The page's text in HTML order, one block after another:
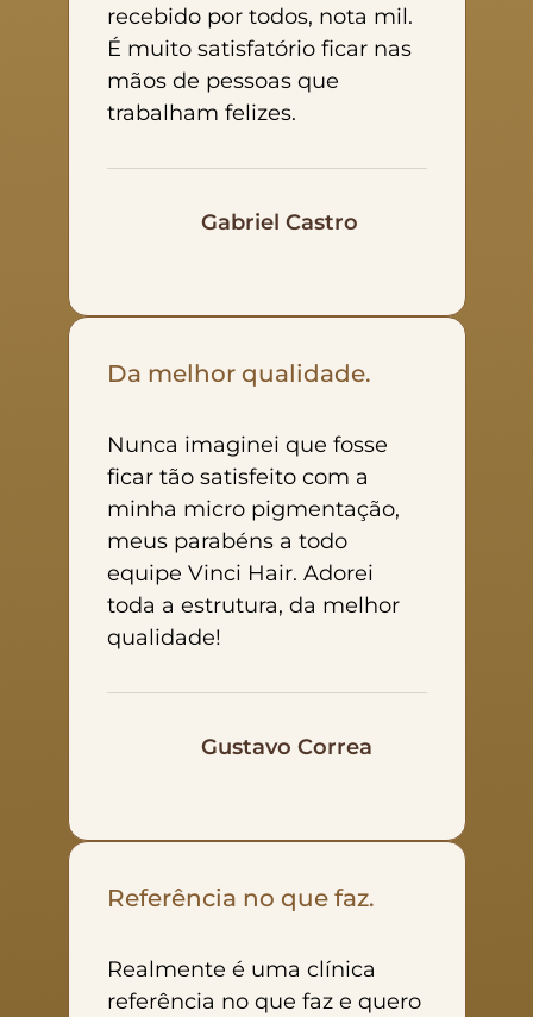
recebido por todos, nota mil.
É muito satisfatório ficar nas
mãos de pessoas que
trabalham felizes.
Gabriel Castro
Da melhor qualidade.
Nunca imaginei que fosse
ficar tão satisfeito com a
minha micro pigmentação,
meus parabéns a todo
equipe Vinci Hair. Adorei
toda a estrutura, da melhor
qualidade!
Gustavo Correa
Referência no que faz.
Realmente é uma clínica
referência no que faz e quero